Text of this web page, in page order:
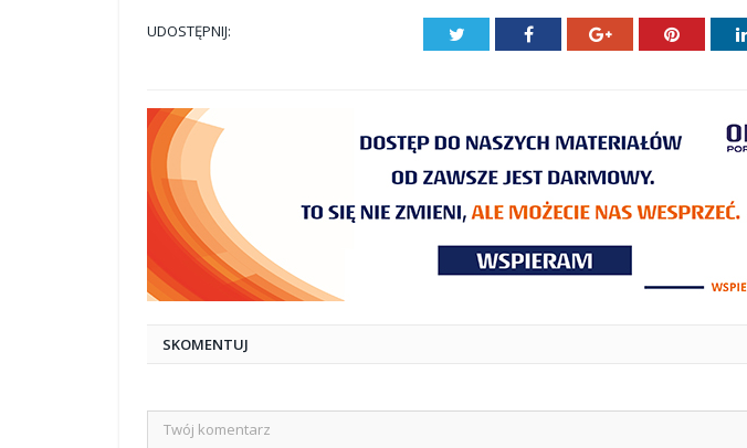
UDOSTĘPNIJ: Twitter Facebook Google+ Pinterest
SKOMENTUJ